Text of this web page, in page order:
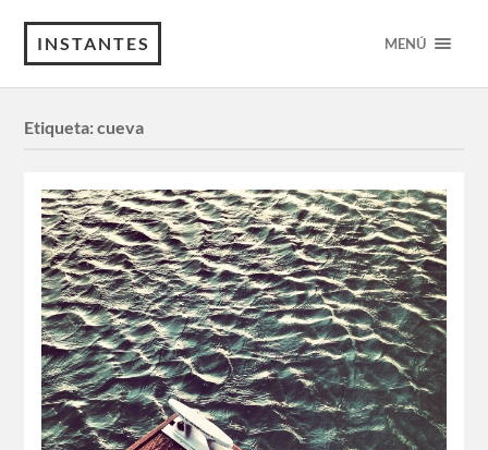
INSTANTES MENÚ
Etiqueta:cueva